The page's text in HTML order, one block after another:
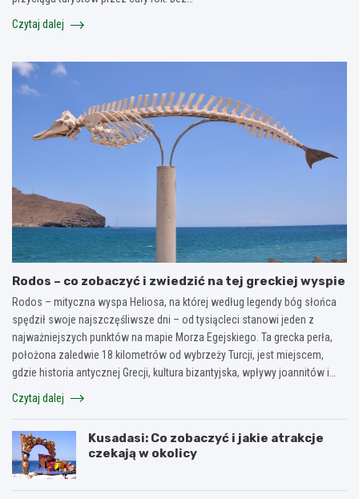
Czytaj dalej
Rodos – co zobaczyć i zwiedzić na tej greckiej wyspie
Rodos – mityczna wyspa Heliosa, na której według legendy bóg słońca
spędził swoje najszczęśliwsze dni – od tysiącleci stanowi jeden z
najważniejszych punktów na mapie Morza Egejskiego. Ta grecka perła,
położona zaledwie 18 kilometrów od wybrzeży Turcji, jest miejscem,
gdzie historia antycznej Grecji, kultura bizantyjska, wpływy joannitów i…
Czytaj dalej
Kusadasi: Co zobaczyć i jakie atrakcje
czekają w okolicy